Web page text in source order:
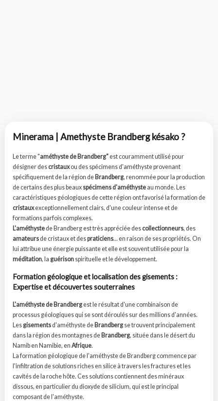
Minerama | Amethyste Brandberg késako ?
Le terme "améthyste de Brandberg" est couramment utilisé pour
désigner des cristauxou des spécimens d'améthyste provenant
spécifiquement de la région de Brandberg, renommée pour la production
de certains des plus beaux spécimens d'améthyste au monde. Les
caractéristiques géologiques de cette région ont favorisé la formation de
cristauxexceptionnellement clairs, d'une couleur intense et de
formations parfois complexes.
L'améthystede Brandberg est très appréciée des collectionneurs, des
amateursde cristaux et despraticiens... en raison de ses propriétés. On
lui attribue une énergie puissante et elle est souvent utilisée pour la
méditation, la guérison spirituelle et le développement.
Formation géologique et localisation des gisements :
Expertise et découvertes souterraines
L'améthyste de Brandberg est le résultat d'une combinaison de
processus géologiques qui se sont déroulés sur des millions d'années.
Les gisementsd'améthyste de Brandberg se trouvent principalement
dans la région des montagnes de Brandberg, située dans le désert du
Namib en Namibie, en Afrique.
La formation géologique de l'améthyste de Brandberg commence par
l'infiltration de solutions riches en silice à travers les fractures et les
cavités de la roche hôte. Ces solutions contiennent des minéraux
dissous, en particulier du dioxyde de silicium, qui est le principal
composant de l'améthyste.